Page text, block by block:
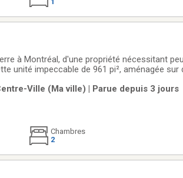
à Montréal, d'une propriété nécessitant
unité impeccable de 961 pi², aménagée sur
Ville (Ma ville) | Parue depuis 3 jours
Chambres
2